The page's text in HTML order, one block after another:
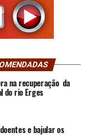
na recuperação da
do rio Erges
e bajular os